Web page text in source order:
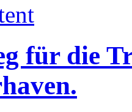
für die